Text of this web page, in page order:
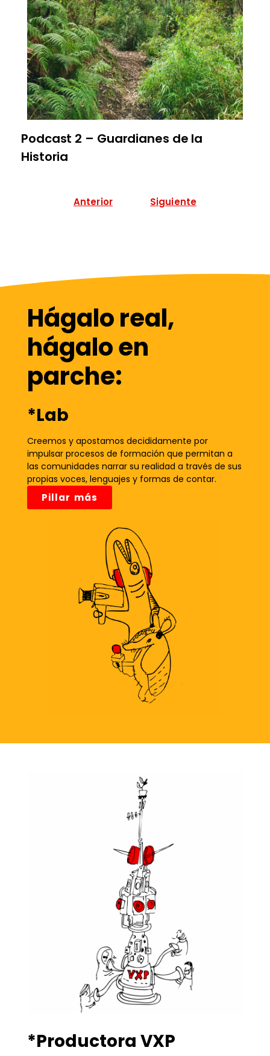
Podcast 2 – Guardianes de la
Historia
Anterior Siguiente
Hágalo real,
hágalo en
parche:
*Lab
Creemos y apostamos decididamente por
impulsar procesos de formación que permitan a
las comunidades narrar su realidad a través de sus
propias voces, lenguajes y formas de contar.
Pillar más
*Productora VXP